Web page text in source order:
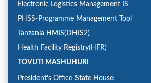
Electronic Logistics Management IS
PHSS-Programme Management Tool
Tanzania HMIS(DHIS2)
Health Facility Registry(HFR)
TOVUTI MASHUHURI
President's Office-State House